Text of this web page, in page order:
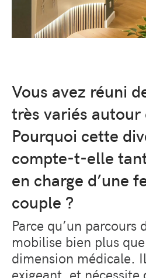
Vous avez réuni
très variés
Pourquoi cette
compte-t-elle
en charge d’une
couple ?
Parce qu’un parcours
mobilise bien plus
dimension médicale.
exigeant, et nécessite